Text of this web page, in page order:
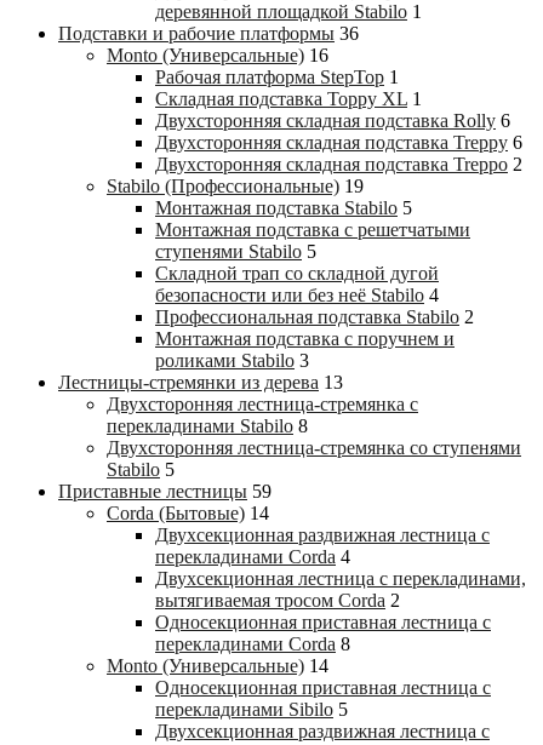
деревянной площадкой Stabilo 1
Подставки и рабочие платформы 36
Monto (Универсальные) 16
Рабочая платформа StepTop 1
Складная подставка Toppy XL 1
Двухсторонняя складная подставка Rolly 6
Двухсторонняя складная подставка Treppy 6
Двухсторонняя складная подставка Treppo 2
Stabilo (Профессиональные) 19
Монтажная подставка Stabilo 5
Монтажная подставка с решетчатыми
ступенями Stabilo 5
Складной трап со складной дугой
безопасности или без неё Stabilo 4
Профессиональная подставка Stabilo 2
Монтажная подставка с поручнем и
роликами Stabilo 3
Лестницы-стремянки из дерева 13
Двухсторонняя лестница-стремянка с
перекладинами Stabilo 8
Двухсторонняя лестница-стремянка со ступенями
Stabilo 5
Приставные лестницы 59
Corda (Бытовые) 14
Двухсекционная раздвижная лестница с
перекладинами Corda 4
Двухсекционная лестница с перекладинами,
вытягиваемая тросом Corda 2
Односекционная приставная лестница с
перекладинами Corda 8
Monto (Универсальные) 14
Односекционная приставная лестница с
перекладинами Sibilo 5
Двухсекционная раздвижная лестница с